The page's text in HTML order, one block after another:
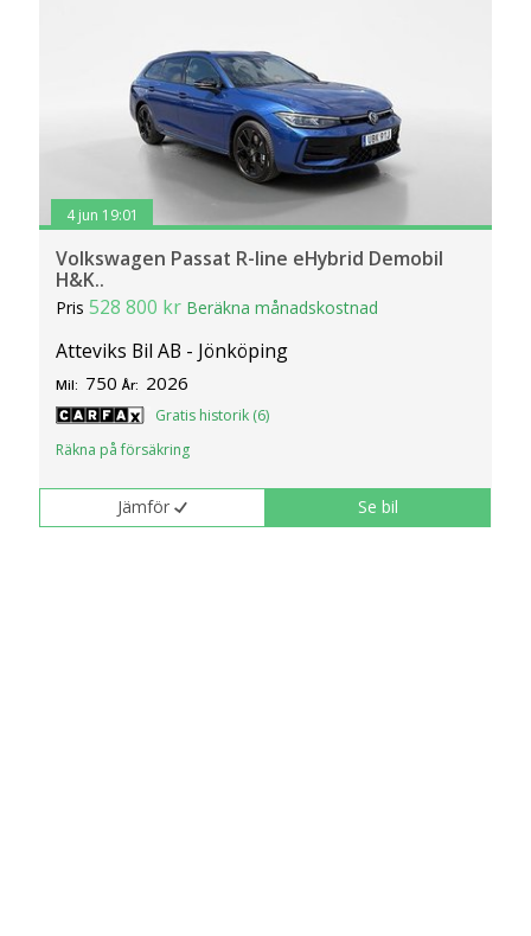
4 jun 19:01
Volkswagen Passat R-line eHybrid Demobil
H&K..
Pris528 800 kr Beräkna månadskostnad
Atteviks Bil AB - Jönköping
Mil: 750 År: 2026
Gratis historik (6)
Räkna på försäkring
Jämför Se bil